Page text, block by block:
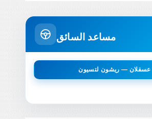
مساعد السائق
عسقلان — ريشون لتسيون